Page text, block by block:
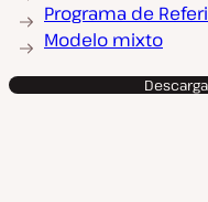
Programa de
Modelo mixto